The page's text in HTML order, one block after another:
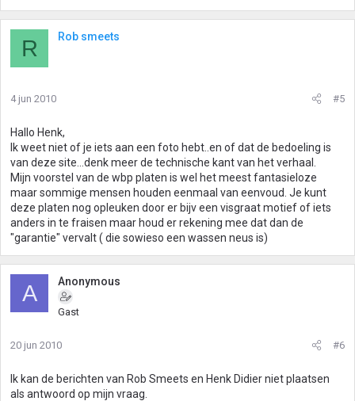
R Rob smeets
4 jun 2010 #5
Hallo Henk,
Ik weet niet of je iets aan een foto hebt..en of dat de bedoeling is
van deze site...denk meer de technische kant van het verhaal.
Mijn voorstel van de wbp platen is wel het meest fantasieloze
maar sommige mensen houden eenmaal van eenvoud. Je kunt
deze platen nog opleuken door er bijv een visgraat motief of iets
anders in te fraisen maar houd er rekening mee dat dan de
"garantie" vervalt ( die sowieso een wassen neus is)
A Anonymous
Gast
20 jun 2010 #6
Ik kan de berichten van Rob Smeets en Henk Didier niet plaatsen
als antwoord op mijn vraag.